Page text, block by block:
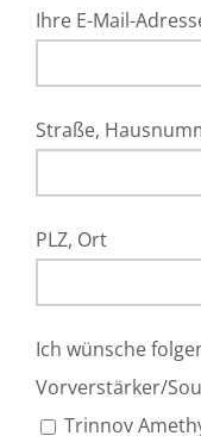
Ihre E-Mail-
Straße,
PLZ, Ort
Ich wünsche
Vorverstärker/
Trinnov